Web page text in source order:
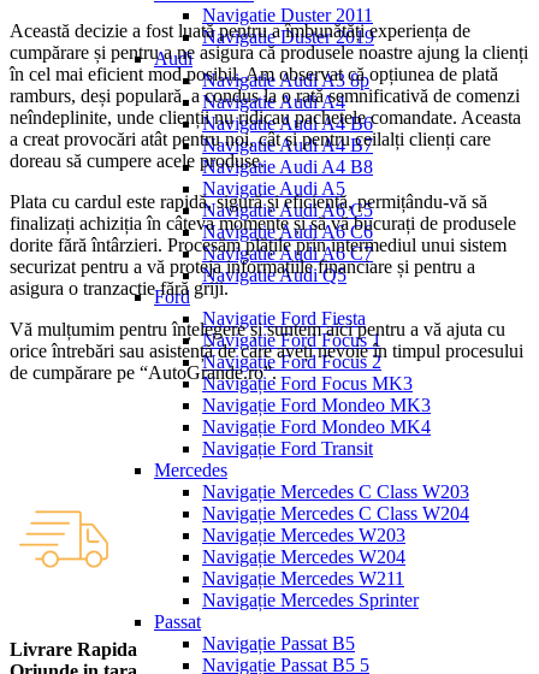
Navigatie Duster 2011
Navigatie Duster 2019
Audi
Navigatie Audi A3 8p
Navigatie Audi A4
Navigatie Audi A4 B6
Navigatie Audi A4 B7
Navigatie Audi A4 B8
Navigatie Audi A5
Navigatie Audi A6 C5
Navigatie Audi A6 C6
Navigatie Audi A6 C7
Navigatie Audi Q5
Ford
Navigație Ford Fiesta
Navigație Ford Focus 1
Navigație Ford Focus 2
Navigație Ford Focus MK3
Navigație Ford Mondeo MK3
Navigație Ford Mondeo MK4
Navigație Ford Transit
Mercedes
Navigație Mercedes C Class W203
Navigație Mercedes C Class W204
Navigație Mercedes W203
Navigație Mercedes W204
Navigație Mercedes W211
Navigație Mercedes Sprinter
Passat
Navigație Passat B5
Navigație Passat B5 5
Această decizie a fost luată pentru a îmbunătăți experiența de
cumpărare și pentru a ne asigura că produsele noastre ajung la clienți
în cel mai eficient mod posibil. Am observat că opțiunea de plată
ramburs, deși populară, a condus la o rată semnificativă de comenzi
neîndeplinite, unde clienții nu ridicau pachetele comandate. Aceasta
a creat provocări atât pentru noi, cât și pentru ceilalți clienți care
doreau să cumpere acele produse.
Plata cu cardul este rapidă, sigură și eficientă, permițându-vă să
finalizați achiziția în câteva momente și să vă bucurați de produsele
dorite fără întârzieri. Procesăm plățile prin intermediul unui sistem
securizat pentru a vă proteja informațiile financiare și pentru a
asigura o tranzacție fără griji.
Vă mulțumim pentru înțelegere și suntem aici pentru a vă ajuta cu
orice întrebări sau asistență de care aveți nevoie în timpul procesului
de cumpărare pe “AutoGrande.ro”.
Livrare Rapida